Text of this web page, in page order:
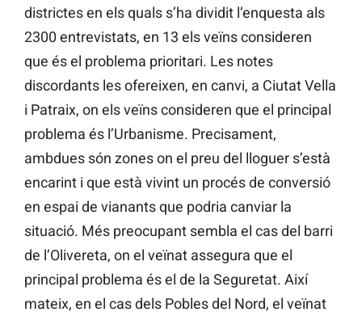
districtes en els quals s’ha dividit l’enquesta als
2300 entrevistats, en 13 els veïns consideren
que és el problema prioritari. Les notes
discordants les ofereixen, en canvi, a Ciutat Vella
i Patraix, on els veïns consideren que el principal
problema és l’Urbanisme. Precisament,
ambdues són zones on el preu del lloguer s’està
encarint i que està vivint un procés de conversió
en espai de vianants que podria canviar la
situació. Més preocupant sembla el cas del barri
de l’Olivereta, on el veïnat assegura que el
principal problema és el de la Seguretat. Així
mateix, en el cas dels Pobles del Nord, el veïnat